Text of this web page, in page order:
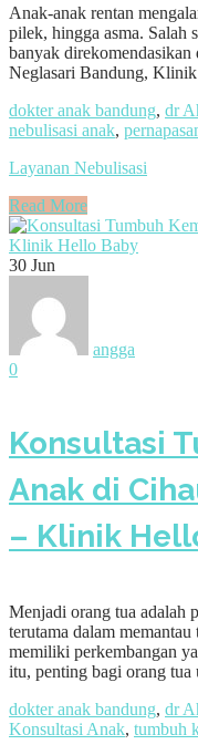
Anak-anak rentan
pilek, hingga asma. Salah
banyak
Neglasari Bandung,
dokter anak bandung, dr
nebulisasi anak,
Layanan Nebulisasi
Read More
30 Jun
angga
0
Konsultasi
Anak di
– Klinik
Menjadi orang tua adalah
terutama dalam
memiliki perkembangan
itu, penting bagi orang tua
dokter anak bandung, dr
Konsultasi Anak, tumbuh